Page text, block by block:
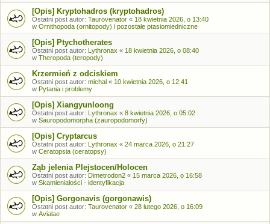
[Opis] Kryptohadros (kryptohadros)
Ostatni post autor: Taurovenator « 18 kwietnia 2026, o 13:40
w Ornithopoda (ornitopody) i pozostałe ptasiomiedniczne
[Opis] Ptychotherates
Ostatni post autor: Lythronax « 18 kwietnia 2026, o 08:40
w Theropoda (teropody)
Krzermień z odciskiem
Ostatni post autor: michal « 10 kwietnia 2026, o 12:41
w Pytania i problemy
[Opis] Xiangyunloong
Ostatni post autor: Lythronax « 8 kwietnia 2026, o 05:02
w Sauropodomorpha (zauropodomorfy)
[Opis] Cryptarcus
Ostatni post autor: Lythronax « 24 marca 2026, o 21:27
w Ceratopsia (ceratopsy)
Ząb jelenia Plejstocen/Holocen
Ostatni post autor: Dimetrodon2 « 15 marca 2026, o 16:58
w Skamieniałości - identyfikacja
[Opis] Gorgonavis (gorgonawis)
Ostatni post autor: Taurovenator « 28 lutego 2026, o 16:09
w Avialae